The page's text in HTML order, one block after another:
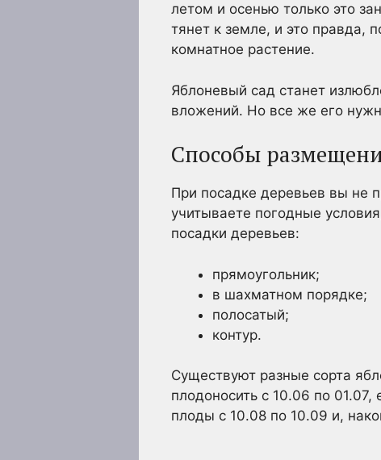
летом и осенью только это
тянет к земле, и это правда,
комнатное растение.
Яблоневый сад станет
вложений. Но все же его
Способы
При посадке деревьев вы не
учитываете погодные
посадки деревьев:
прямоугольник;
в шахматном порядке;
полосатый;
контур.
Существуют разные сорта
плодоносить с 10.06 по
плоды с 10.08 по 10.09 и,